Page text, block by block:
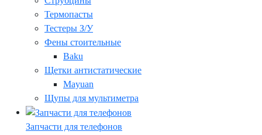
Термопасты
Тестеры З/У
Фены стоительные
Baku
Щетки антистатические
Mayuan
Щупы для мультиметра
Запчасти для телефонов